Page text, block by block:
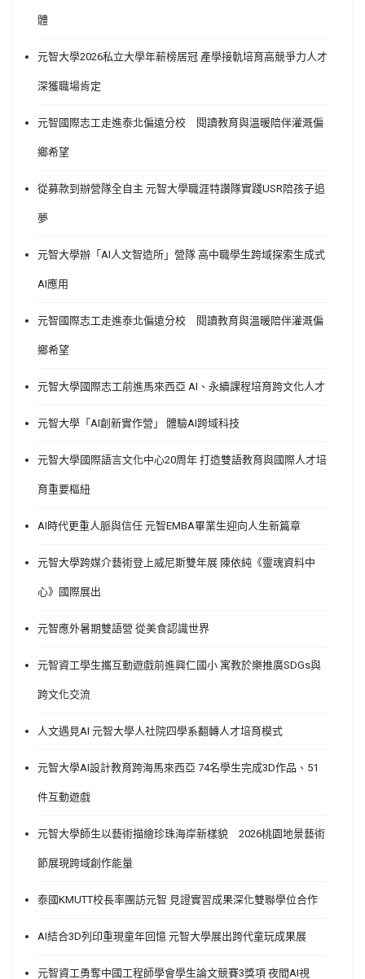
體
元智大學2026私立大學年薪榜居冠 產學接軌培育高競爭力人才
深獲職場肯定
元智國際志工走進泰北偏遠分校 閱讀教育與溫暖陪伴灌溉偏
鄉希望
從募款到辦營隊全自主 元智大學職涯特讚隊實踐USR陪孩子追
夢
元智大學辦「AI人文智造所」營隊 高中職學生跨域探索生成式
AI應用
元智國際志工走進泰北偏遠分校 閱讀教育與溫暖陪伴灌溉偏
鄉希望
元智大學國際志工前進馬來西亞 AI、永續課程培育跨文化人才
元智大學「AI創新實作營」 體驗AI跨域科技
元智大學國際語言文化中心20周年 打造雙語教育與國際人才培
育重要樞紐
AI時代更重人脈與信任 元智EMBA畢業生迎向人生新篇章
元智大學跨媒介藝術登上威尼斯雙年展 陳依純《靈魂資料中
心》國際展出
元智應外暑期雙語營 從美食認識世界
元智資工學生攜互動遊戲前進興仁國小 寓教於樂推廣SDGs與
跨文化交流
人文遇見AI 元智大學人社院四學系翻轉人才培育模式
元智大學AI設計教育跨海馬來西亞 74名學生完成3D作品、51
件互動遊戲
元智大學師生以藝術描繪珍珠海岸新樣貌 2026桃園地景藝術
節展現跨域創作能量
泰國KMUTT校長率團訪元智 見證實習成果深化雙聯學位合作
AI結合3D列印重現童年回憶 元智大學展出跨代童玩成果展
元智資工勇奪中國工程師學會學生論文競賽3獎項 夜間AI視